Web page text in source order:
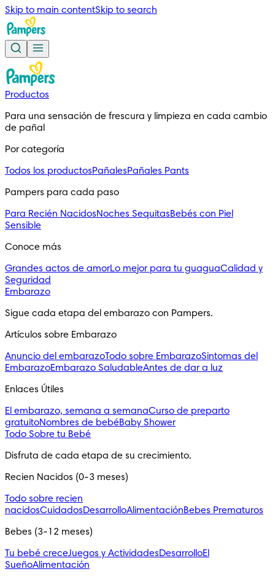
Skip to main contentSkip to search
Productos
Para una sensación de frescura y limpieza en cada cambio
de pañal
Por categoría
Todos los productosPañalesPañales Pants
Pampers para cada paso
Para Recién NacidosNoches SequitasBebés con Piel
Sensible
Conoce más
Grandes actos de amorLo mejor para tu guaguaCalidad y
Seguridad
Embarazo
Sigue cada etapa del embarazo con Pampers.
Artículos sobre Embarazo
Anuncio del embarazoTodo sobre EmbarazoSintomas del
EmbarazoEmbarazo SaludableAntes de dar a luz
Enlaces Útiles
El embarazo, semana a semanaCurso de preparto
gratuitoNombres de bebéBaby Shower
Todo Sobre tu Bebé
Disfruta de cada etapa de su crecimiento.
Recien Nacidos (0-3 meses)
Todo sobre recien
nacidosCuidadosDesarrolloAlimentaciónBebes Prematuros
Bebes (3-12 meses)
Tu bebé creceJuegos y ActividadesDesarrolloEl
SueñoAlimentación